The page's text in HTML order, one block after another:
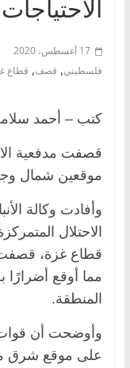
17 أغسطس، 2020
فلسطيني, قصف, قطاع
كتب – أحمد
قصفت مدفعية
موقعين شمال
وأفادت وكالة
الاحتلال
قطاع غزة، قصفت
مما أوقع أضرارًا
المنطقة.
وأوضحت أن قوات
على موقع شرق